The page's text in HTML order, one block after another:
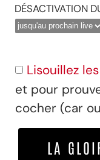
DÉSACTIVATION
Lisouillez
et pour
cocher (car
LA